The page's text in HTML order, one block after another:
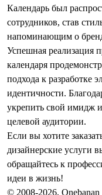
Календарь был
сотрудников, став
напоминающим о
Успешная реализация
календаря
подхода к разработке
идентичности.
укрепить свой имидж
целевой аудитории.
Если вы хотите
дизайнерские услуги
обращайтесь к
идеи в жизнь!
© 2008-2026, Onebanan